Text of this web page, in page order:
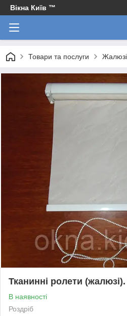
Вікна Київ ™
Товари та послуги Жалюзі
Тканинні ролети
В наявності
Роздріб